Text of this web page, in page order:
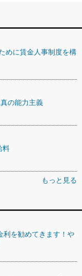
めに賃金人事制度を構
の能力主義
料
もっと見る
利を勧めてきます！や